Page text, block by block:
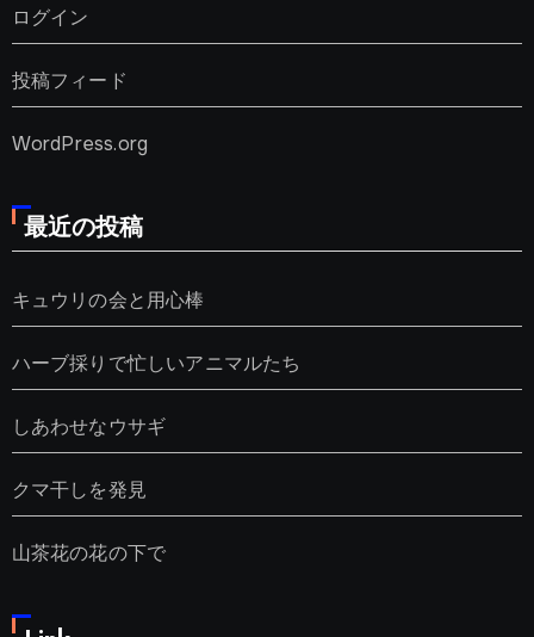
ログイン
投稿フィード
WordPress.org
最近の投稿
キュウリの会と用心棒
ハーブ採りで忙しいアニマルたち
しあわせなウサギ
クマ干しを発見
山茶花の花の下で